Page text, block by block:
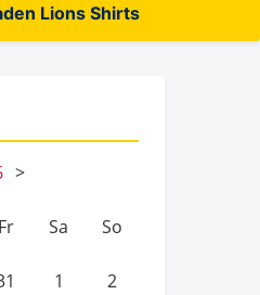
Lions Shirts
>
Fr Sa So
1 2